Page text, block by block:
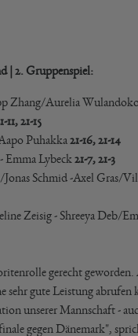
| 2. Gruppenspiel:
Zhang/Aurelia
11, 21-15
Puhakka 21-16, 21-14
Emma Lybeck 21-7, 21-3
Schmid -Axel Gras/
Zeisig - Shreeya Deb/
gerecht
sehr gute Leistung abrufen
unserer Mannschaft -
gegen Dänemark",